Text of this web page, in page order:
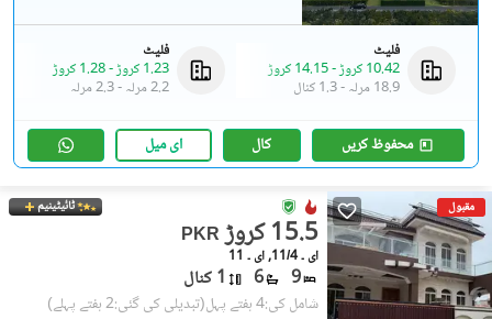
فلیٹ
10.42 کروڑ
-14.15 کروڑ
18.9 مرلہ
-1.3 کنال
فلیٹ
1.23 کروڑ
-1.28 کروڑ
2.2 مرلہ
-2.3 مرلہ
محفوظ کریں کال ای میل
مقبول ٹائیٹینیم
PKR 15.5 کروڑ
ای ۔ 11/4, ای ۔ 11
9
6 1 کنال
شامل کی:4 ہفتے پہل (تبدیلی کی گئی:2 ہفتے پہلے)